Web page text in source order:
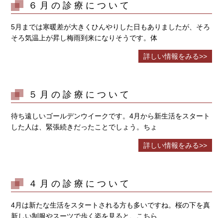
６月の診療について
5月までは寒暖差が大きくひんやりした日もありましたが、そろ
そろ気温上が昇し梅雨到来になりそうです。体
詳しい情報をみる>>
５月の診療について
待ち遠しいゴールデンウイークです。4月から新生活をスタート
した人は、緊張続きだったことでしょう。ちょ
詳しい情報をみる>>
４月の診療について
4月は新たな生活をスタートされる方も多いですね。桜の下を真
新しい制服やスーツで歩く姿を見ると、こちら